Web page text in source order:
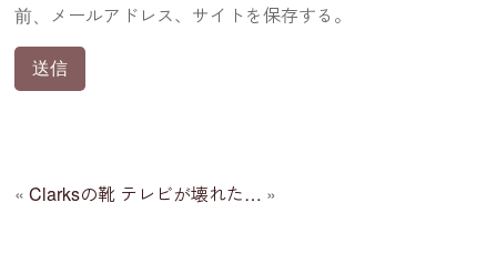
前、メールアドレス、サイトを保存する。
«Clarksの靴 テレビが壊れた… »